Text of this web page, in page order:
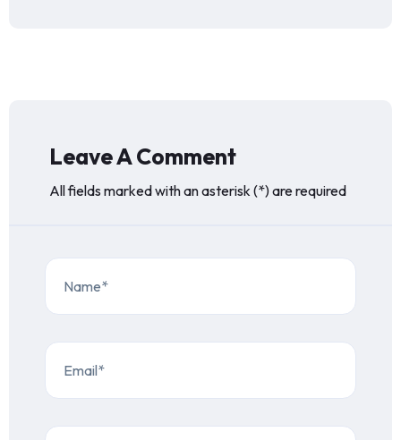
Leave A Comment
All fields marked with an asterisk (*) are required